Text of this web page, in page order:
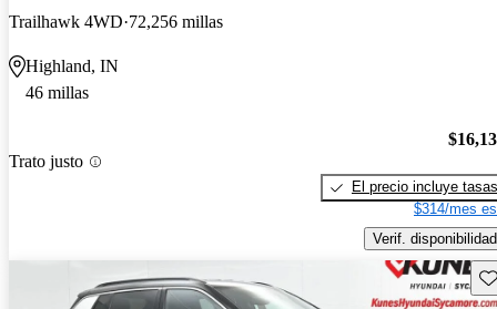
Trailhawk 4WD 72,256 millas
Highland, IN
46 millas
Trato justo
El precio incluye tasas
$314/mes
Verif. disponibilidad